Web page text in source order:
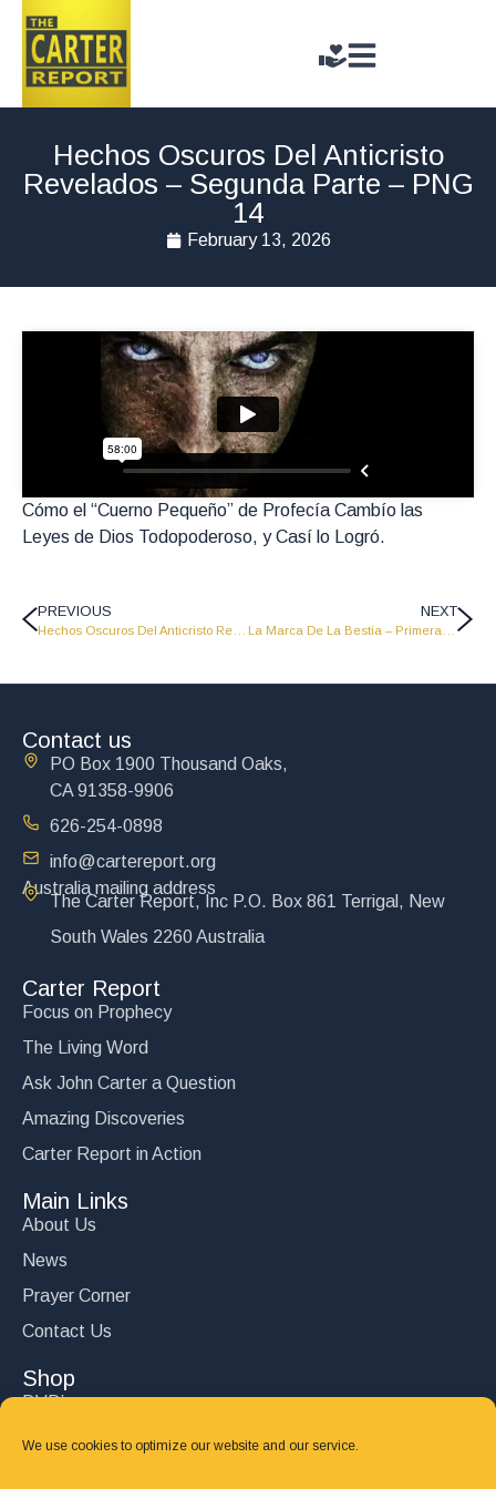
We use cookies to optimize our website and our service.
Hechos Oscuros Del Anticristo
Revelados – Segunda Parte – PNG
14
February 13, 2026
Cómo el “Cuerno Pequeño” de Profecía Cambío las
Leyes de Dios Todopoderoso, y Casí lo Logró.
PREVIOUS NEXT
Contact us
PO Box 1900 Thousand Oaks,
CA 91358-9906
626-254-0898
info@cartereport.org
Australia mailing address
The Carter Report, Inc P.O. Box 861 Terrigal, New
South Wales 2260 Australia
Carter Report
Focus on Prophecy
The Living Word
Ask John Carter a Question
Amazing Discoveries
Carter Report in Action
Main Links
About Us
News
Prayer Corner
Contact Us
Shop
DVD’s
Books